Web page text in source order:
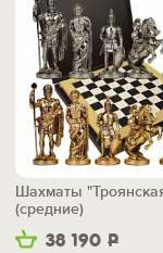
38 190 Р
Шахматы
(средние)